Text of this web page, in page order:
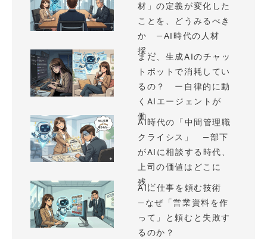
材」の定義が変化した
ことを、どうみるべき
か —AI時代の人材
採...
まだ、生成AIのチャッ
トボットで消耗してい
るの？ ー自律的に動
くAIエージェントが
働...
AI時代の「中間管理職
クライシス」 —部下
がAIに相談する時代、
上司の価値はどこに
残...
AIに仕事を頼む技術
—なぜ「営業資料を作
って」と頼むと失敗す
るのか？